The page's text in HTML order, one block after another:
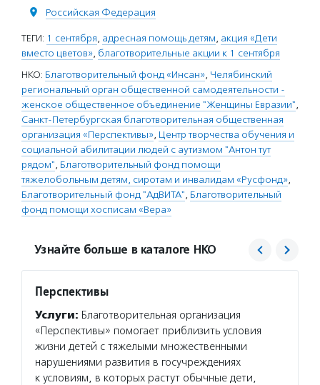
Российская Федерация
ТЕГИ: 1 сентября, адресная помощь детям, акция «Дети
вместо цветов», благотворительные акции к 1 сентября
НКО: Благотворительный фонд «Инсан», Челябинский
региональный орган общественной самодеятельности -
женское общественное объединение "Женщины Евразии",
Санкт-Петербургская благотворительная общественная
организация «Перспективы», Центр творчества обучения и
социальной абилитации людей с аутизмом "Антон тут
рядом", Благотворительный фонд помощи
тяжелобольным детям, сиротам и инвалидам «Русфонд»,
Благотворительный фонд "АдВИТА", Благотворительный
фонд помощи хосписам «Вера»
Узнайте больше в каталоге НКО
Перспективы
Услуги: Благотворительная организация
«Перспективы» помогает приблизить условия
жизни детей с тяжелыми множественными
нарушениями развития в госучреждениях
к условиям, в которых растут обычные дети,